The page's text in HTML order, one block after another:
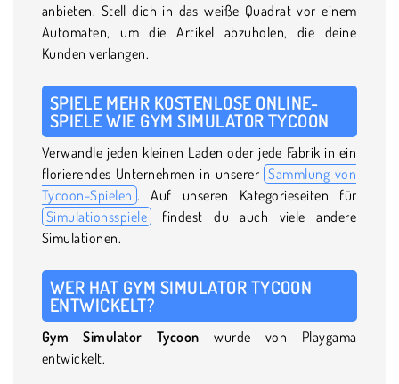
anbieten. Stell dich in das weiße Quadrat vor einem
Automaten, um die Artikel abzuholen, die deine
Kunden verlangen.
SPIELE MEHR KOSTENLOSE ONLINE-
SPIELE WIE GYM SIMULATOR TYCOON
Verwandle jeden kleinen Laden oder jede Fabrik in ein
florierendes Unternehmen in unserer Sammlung von
Tycoon-Spielen . Auf unseren Kategorieseiten für
Simulationsspiele
findest du auch viele andere
Simulationen.
WER HAT GYM SIMULATOR TYCOON
ENTWICKELT?
Gym Simulator Tycoon wurde von Playgama
entwickelt.